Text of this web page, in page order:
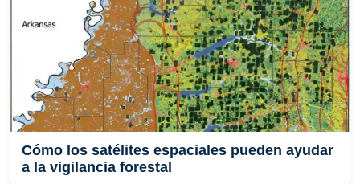
Cómo los satélites espaciales pueden ayudar
a la vigilancia forestal